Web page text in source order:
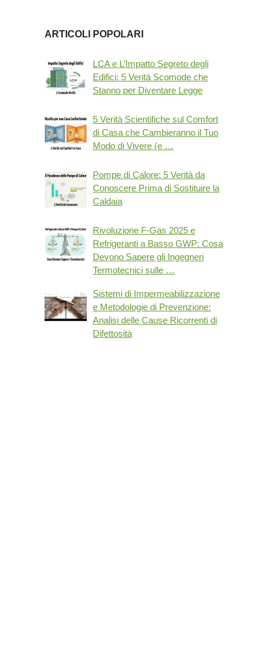
ARTICOLI POPOLARI
LCA e L’Impatto Segreto degli
Edifici: 5 Verità Scomode che
Stanno per Diventare Legge
5 Verità Scientifiche sul Comfort
di Casa che Cambieranno il Tuo
Modo di Vivere (e …
Pompe di Calore: 5 Verità da
Conoscere Prima di Sostituire la
Caldaia
Rivoluzione F-Gas 2025 e
Refrigeranti a Basso GWP: Cosa
Devono Sapere gli Ingegneri
Termotecnici sulle …
Sistemi di Impermeabilizzazione
e Metodologie di Prevenzione:
Analisi delle Cause Ricorrenti di
Difettosità